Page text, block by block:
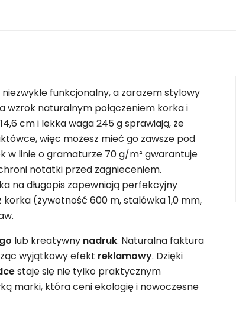
funkcjonalny, a zarazem stylowy
naturalnym połączeniem korka i
cm i lekka waga 245 g sprawiają, że
więc możesz mieć go zawsze pod
w linie o gramaturze 70 g/m² gwarantuje
notatki przed zagnieceniem.
na długopis zapewniają perfekcyjny
korka (żywotność 600 m, stalówka 1,0 mm,
lub kreatywny nadruk. Naturalna faktura
wyjątkowy efekt reklamowy. Dzięki
staje się nie tylko praktycznym
marki, która ceni ekologię i nowoczesne